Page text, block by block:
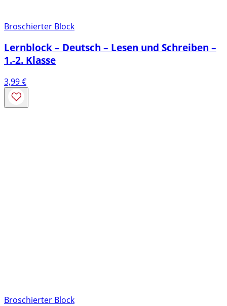
Broschierter Block
Lernblock – Deutsch – Lesen und Schreiben –
1.-2. Klasse
3,99€
Broschierter Block